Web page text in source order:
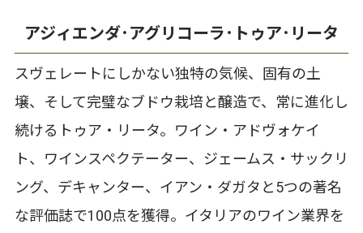
アジィエンダ･アグリコーラ･トゥア･リータ
スヴェレートにしかない独特の気候、固有の土
壌、そして完璧なブドウ栽培と醸造で、常に進化し
続けるトゥア・リータ。ワイン・アドヴォケイ
ト、ワインスペクテーター、ジェームス・サックリ
ング、デキャンター、イアン・ダガタと5つの著名
な評価誌で100点を獲得。イタリアのワイン業界を